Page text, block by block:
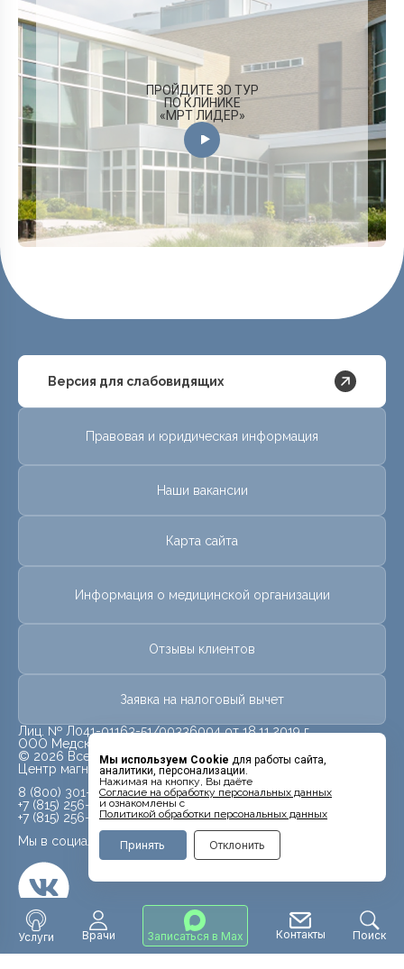
Услуги Врачи Записаться в Max Контакты Поиск
Мы используем Cookie для работы сайта,
аналитики, персонализации.
Нажимая на кнопку, Вы даёте
Cогласие на обработку персональных данных
и ознакомлены с
Политикой обработки персональных данных
Принять Отклонить
ПРОЙДИТЕ 3D ТУР
ПО КЛИНИКЕ
«МРТ ЛИДЕР»
Версия для слабовидящих
Правовая и юридическая информация
Наши вакансии
Карта сайта
Информация о медицинской организации
Отзывы клиентов
Заявка на налоговый вычет
Лиц. № Л041-01163-51/00336004 от 18.11.2019 г.
ООО Медскан
© 2026 Все права защищены.
Центр магнитно-резонансной томографии «МРТ Лидер»
Мы в социальных сетях
8 (800) 301-08-21
+7 (815) 256-09-11
+7 (815) 256-09-10